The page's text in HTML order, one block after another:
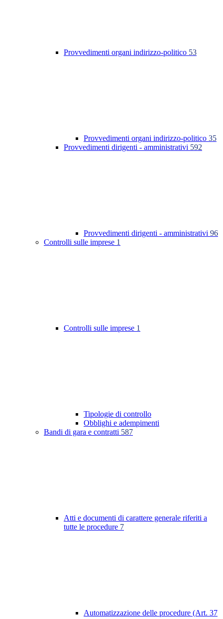
Provvedimenti organi indirizzo-politico 53
Provvedimenti organi indirizzo-politico 35
Provvedimenti dirigenti - amministrativi 592
Provvedimenti dirigenti - amministrativi 96
Controlli sulle imprese 1
Controlli sulle imprese 1
Tipologie di controllo
Obblighi e adempimenti
Bandi di gara e contratti 587
Atti e documenti di carattere generale riferiti a
tutte le procedure 7
Automatizzazione delle procedure (Art. 37